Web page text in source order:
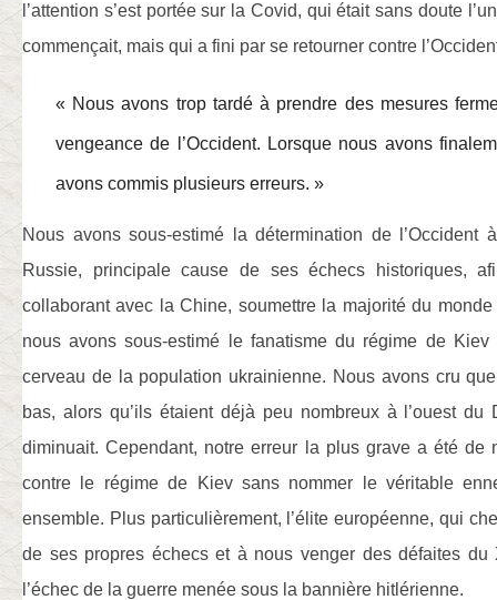
l’attention s’est portée sur la Covid, qui était sans doute
commençait, mais qui a fini par se retourner contre
« Nous avons trop tardé à prendre des mesures
vengeance de l’Occident. Lorsque nous avons
avons commis plusieurs erreurs. »
Nous avons sous-estimé la détermination de l’Occident
Russie, principale cause de ses échecs historiques,
collaborant avec la Chine, soumettre la majorité du
nous avons sous-estimé le fanatisme du régime de Kiev
cerveau de la population ukrainienne. Nous avons cru
bas, alors qu’ils étaient déjà peu nombreux à l’ouest
diminuait. Cependant, notre erreur la plus grave a été de
contre le régime de Kiev sans nommer le véritable
ensemble. Plus particulièrement, l’élite européenne, qui
de ses propres échecs et à nous venger des défaites du
l’échec de la guerre menée sous la bannière hitlérienne.